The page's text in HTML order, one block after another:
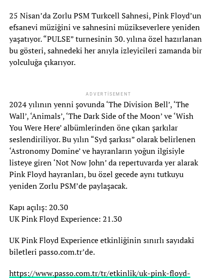
25 Nisan’da Zorlu PSM Turkcell Sahnesi, Pink Floyd’un
efsanevi müziğini ve sahnesini müzikseverlere yeniden
yaşatıyor. “PULSE” turnesinin 30. yılına özel hazırlanan
bu gösteri, sahnedeki her anıyla izleyicileri zamanda bir
yolculuğa çıkarıyor.
ADVERTISEMENT
2024 yılının yenni şovunda ‘The Division Bell’, ‘The
Wall’, ‘Animals’, ‘The Dark Side of the Moon’ ve ‘Wish
You Were Here’ albümlerinden öne çıkan şarkılar
seslendiriliyor. Bu yılın “Syd şarkısı” olarak belirlenen
‘Astronomy Domine’ ve hayranların yoğun ilgisiyle
listeye giren ‘Not Now John’ da repertuvarda yer alarak
Pink Floyd hayranları, bu özel gecede aynı tutkuyu
yeniden Zorlu PSM’de paylaşacak.
Kapı açılış: 20.30
UK Pink Floyd Experience: 21.30
UK Pink Floyd Experience etkinliğinin sınırlı sayıdaki
biletleri passo.com.tr’de.
https://www.passo.com.tr/tr/etkinlik/uk-pink-floyd-